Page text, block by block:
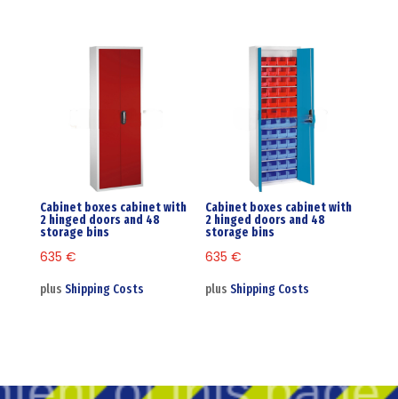
Cabinet boxes cabinet with
2 hinged doors and 48
storage bins
635 €
plus Shipping Costs
Cabinet boxes cabinet with
2 hinged doors and 48
storage bins
635€
plusShipping Costs